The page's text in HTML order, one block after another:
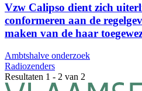
Vzw Calipso dient zich
conformeren aan de
maken van de haar
Ambtshalve onderzoek
Radiozenders
Resultaten 1 - 2 van 2